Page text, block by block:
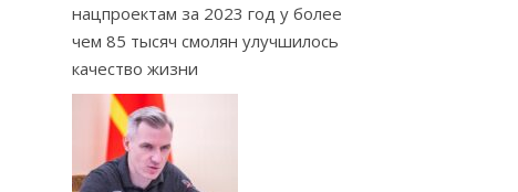
нацпроектам за 2023 год у более
чем 85 тысяч смолян улучшилось
качество жизни